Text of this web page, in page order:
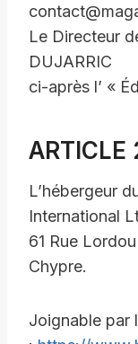
Le Directeur
DUJARRIC
ci-après l’ «
ARTICLE
L’hébergeur
International
61 Rue
Chypre.
Joignable par